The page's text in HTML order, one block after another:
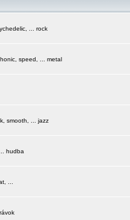
... rock
speed, ... metal
smooth, ... jazz
hudba
...